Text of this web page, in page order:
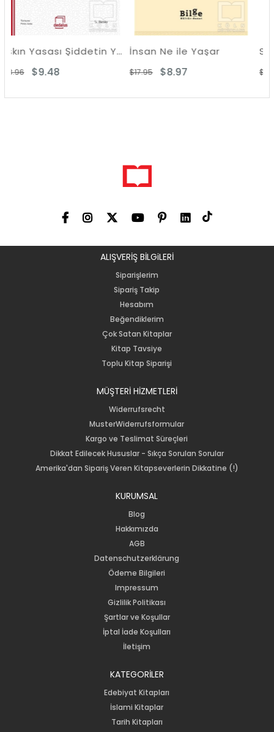
Aşkın Yasası Şiddetin Yasası İnsan Ne ile Yaşar Seçilen
ALIŞVERİŞ BİLGiLERİ
Siparişlerim
Sipariş Takip
Hesabım
Beğendiklerim
Çok Satan Kitaplar
Kitap Tavsiye
Toplu Kitap Siparişi
MÜŞTERİ HİZMETLERİ
Widerrufsrecht
MusterWiderrufsformular
Kargo ve Teslimat Süreçleri
Dikkat Edilecek Hususlar - Sıkça Sorulan Sorular
Amerika'dan Sipariş Veren Kitapseverlerin Dikkatine (!)
KURUMSAL
Blog
Hakkımızda
AGB
Datenschutzerklärung
Ödeme Bilgileri
Impressum
Gizlilik Politikası
Şartlar ve Koşullar
İptal İade Koşulları
İletişim
KATEGORİLER
Edebiyat Kitapları
İslami Kitaplar
Tarih Kitapları